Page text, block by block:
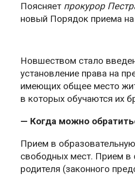
Поясняет прокурор
новый Порядок приема
Новшеством стало
установление права на
имеющих общее место
в которых обучаются их
— Когда можно
Прием в
свободных мест. Прием в
родителя (законного